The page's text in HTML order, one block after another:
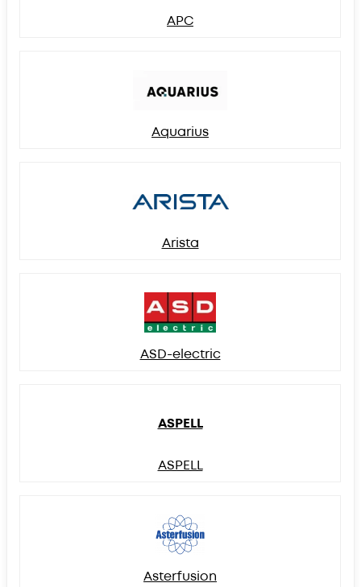
APC
Aquarius
Arista
ASD-electric
ASPELL
ASPELL
Asterfusion